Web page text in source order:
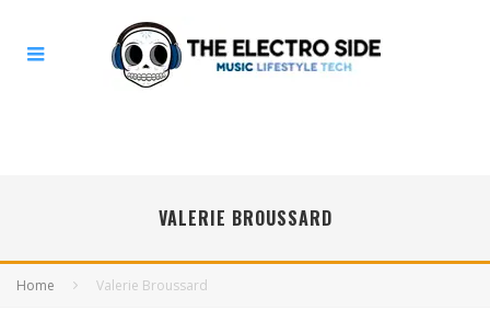
VALERIE BROUSSARD
Home Valerie Broussard